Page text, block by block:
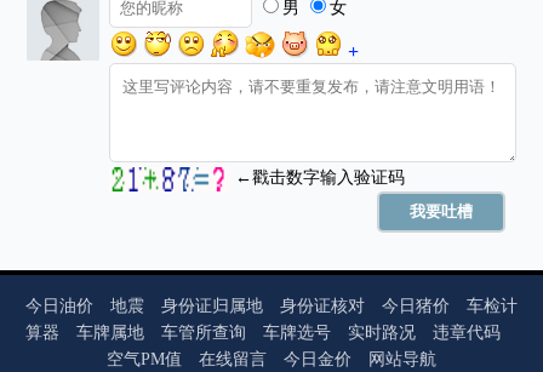
修”（合计下修25.8万人），失业率升至4.1%，暴露劳动力市
场裂痕。此数据公布后，市场对美联储9月降息概率的预期从
40%飙升至84%，甚至出现“9月降息50个基点+年末累计降息
因就业疲软紧急降息50个基点的历史剧本高度相似。
另一方面，关税政策加剧“滞胀”风险。特朗普政府对加拿
表示“关税不会在谈判中削减”，对欧盟的关税谈判悬而未决
持续僵持。此举推升进口成本，形成“高通胀+低增长”组合，
黄金作为抗滞胀资产的吸引力激增。
今日油价 地震 身份证归属地 身份证核对 今日猪价
车检计
算器
车牌属地 车管所查询 车牌选号 实时路况
违章代码
空气PM值
在线留言 今日金价 网站导航